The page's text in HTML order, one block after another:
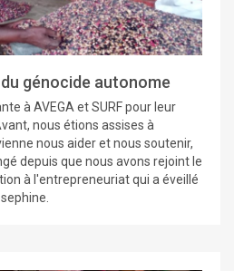
génocide autonome
à AVEGA et SURF pour leur
nous étions assises à
nous aider et nous soutenir,
depuis que nous avons rejoint le
à l'entrepreneuriat qui a éveillé